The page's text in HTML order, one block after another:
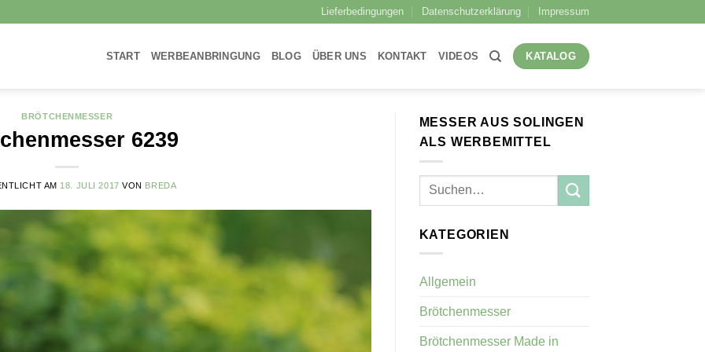
Lieferbedingungen Datenschutzerklärung Impressum
START WERBEANBRINGUNG BLOG ÜBER UNS KONTAKT VIDEOS KATALOG
BRÖTCHENMESSER
6239
AM 18. JULI 2017 VON BREDA
MESSER AUS SOLINGEN
ALS WERBEMITTEL
KATEGORIEN
Allgemein
Brötchenmesser
Brötchenmesser Made in